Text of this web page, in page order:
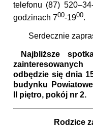
telefonu (87)
godzinach 700-1900.
Serdecznie
Najbliższe
odbędzie się dnia
budynku
II piętro, pokój nr 2.
Rodzice